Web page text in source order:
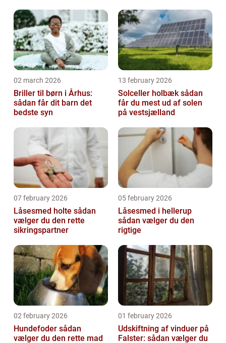
02 march 2026
Briller til børn i Århus:
sådan får dit barn det
bedste syn
13 february 2026
Solceller holbæk sådan
får du mest ud af solen
på vestsjælland
07 february 2026
Låsesmed holte sådan
vælger du den rette
sikringspartner
05 february 2026
Låsesmed i hellerup
sådan vælger du den
rigtige
02 february 2026
Hundefoder sådan
vælger du den rette mad
01 february 2026
Udskiftning af vinduer på
Falster: sådan vælger du